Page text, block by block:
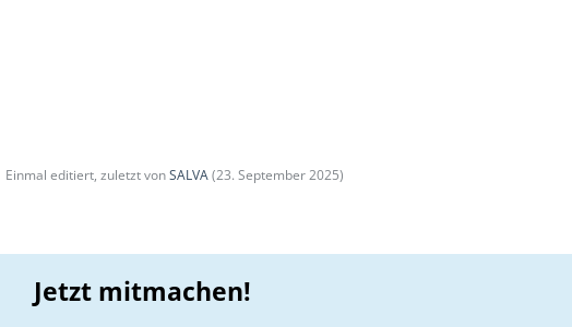
Einmal editiert, zuletzt vonSALVA(23. September 2025)
Jetzt mitmachen!